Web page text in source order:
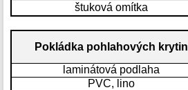
štuková omítka
Pokládka pohlahových krytin
laminátová podlaha
PVC, lino